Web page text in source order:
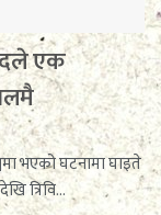
एक
भएको घटनामा घाइते
त्रिवि...